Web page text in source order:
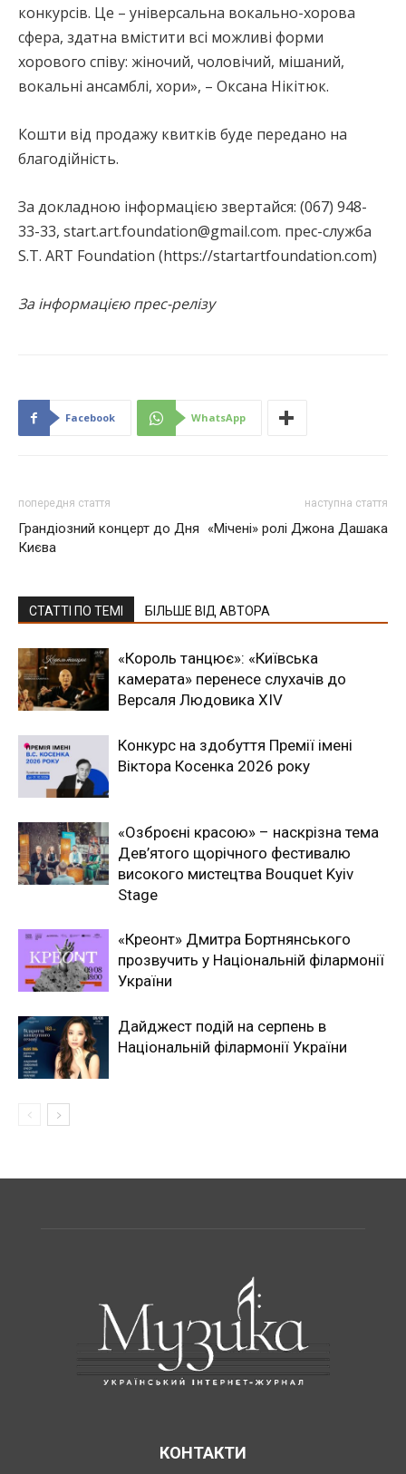
конкурсів. Це – універсальна вокально-хорова
сфера, здатна вмістити всі можливі форми
хорового співу: жіночий, чоловічий, мішаний,
вокальні ансамблі, хори», – Оксана Нікітюк.
Кошти від продажу квитків буде передано на
благодійність.
За докладною інформацією звертайся: (067) 948-
33-33, start.art.foundation@gmail.com. прес-служба
S.T. ART Foundation (https://startartfoundation.com)
За інформацією прес-релізу
Facebook WhatsApp
попередня стаття
Грандіозний концерт до Дня
Києва
наступна стаття
«Мічені» ролі Джона Дашака
СТАТТІ ПО ТЕМІ БІЛЬШЕ ВІД АВТОРА
«Король танцює»: «Київська
камерата» перенесе слухачів до
Версаля Людовика XIV
Конкурс на здобуття Премії імені
Віктора Косенка 2026 року
«Озброєні красою» – наскрізна тема
Дев’ятого щорічного фестивалю
високого мистецтва Bouquet Kyiv
Stage
«Креонт» Дмитра Бортнянського
прозвучить у Національній філармонії
України
Дайджест подій на серпень в
Національній філармонії України
КОНТАКТИ